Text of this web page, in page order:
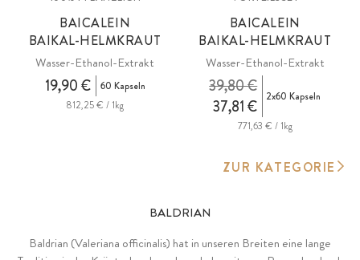
BAICALEIN
BAIKAL-HELMKRAUT
Wasser-Ethanol-Extrakt
19,90 €
60 Kapseln
812,25 € / 1kg
BAICALEIN
BAIKAL-HELMKRAUT
Wasser-Ethanol-Extrakt
37,81 €
39,80 € 2x60 Kapseln
771,63 € / 1kg
ZUR KATEGORIE
BALDRIAN
Baldrian (Valeriana officinalis) hat in unseren Breiten eine lange